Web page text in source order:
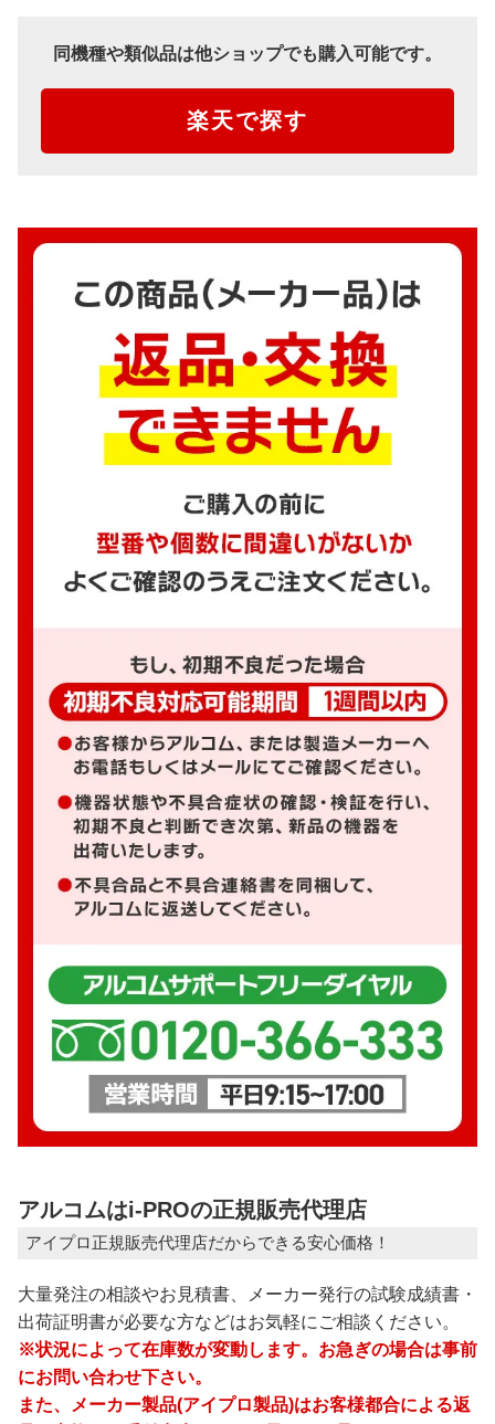
同機種や類似品は他ショップでも購入可能です。
楽天で探す
アルコムはi-PROの正規販売代理店
アイプロ正規販売代理店だからできる安心価格！
大量発注の相談やお見積書、メーカー発行の試験成績書・
出荷証明書が必要な方などはお気軽にご相談ください。
※状況によって在庫数が変動します。お急ぎの場合は事前
にお問い合わせ下さい。
また、メーカー製品(アイプロ製品)はお客様都合による返